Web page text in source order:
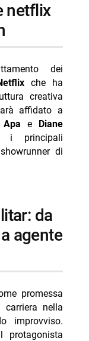
sul Lago di
dei
che ha
creativa
affidato a
e Diane
principali
di
agente
promessa
nella
improvviso.